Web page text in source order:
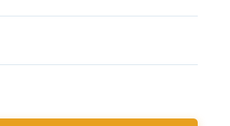
von rechts nach links, mit